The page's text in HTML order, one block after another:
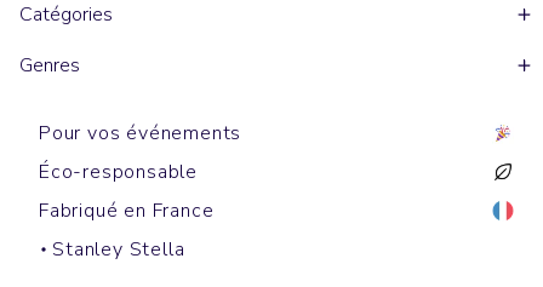
Catégories
Genres
Pour vos événements
Éco-responsable
Fabriqué en France
Stanley Stella
Tote bags
TOTE BAG
Shopping bags
SHOPPING BAG
Sacs de sport
DUFFLE BAG
Bananes
HIP BAG